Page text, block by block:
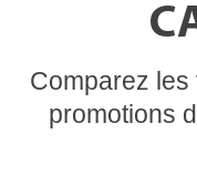
Comparez
promotions